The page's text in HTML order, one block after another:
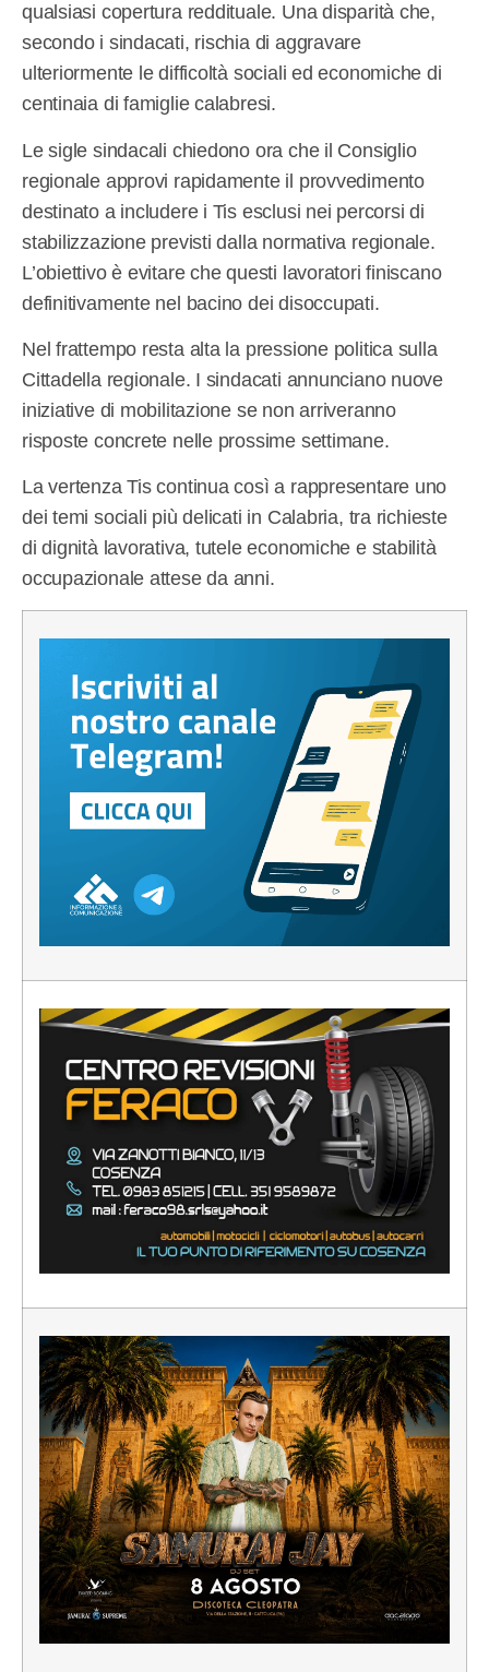
qualsiasi copertura reddituale. Una disparità che,
secondo i sindacati, rischia di aggravare
ulteriormente le difficoltà sociali ed economiche di
centinaia di famiglie calabresi.
Le sigle sindacali chiedono ora che il Consiglio
regionale approvi rapidamente il provvedimento
destinato a includere i Tis esclusi nei percorsi di
stabilizzazione previsti dalla normativa regionale.
L’obiettivo è evitare che questi lavoratori finiscano
definitivamente nel bacino dei disoccupati.
Nel frattempo resta alta la pressione politica sulla
Cittadella regionale. I sindacati annunciano nuove
iniziative di mobilitazione se non arriveranno
risposte concrete nelle prossime settimane.
La vertenza Tis continua così a rappresentare uno
dei temi sociali più delicati in Calabria, tra richieste
di dignità lavorativa, tutele economiche e stabilità
occupazionale attese da anni.